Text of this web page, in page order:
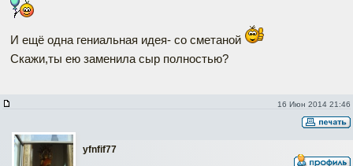
И ещё одна гениальная идея- со сметаной
Скажи,ты ею заменила сыр полностью?
16 Июн 2014 21:46
yfnfif77